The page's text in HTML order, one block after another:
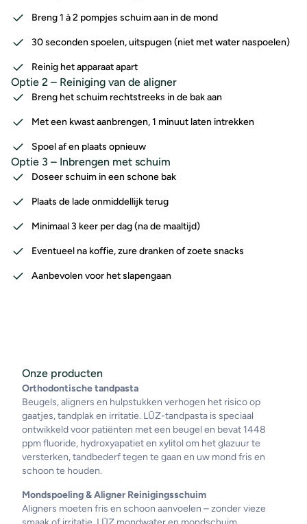
Breng 1 à 2 pompjes schuim aan in de mond
30 seconden spoelen, uitspugen (niet met water naspoelen)
Reinig het apparaat apart
Optie 2 – Reiniging van de aligner
Breng het schuim rechtstreeks in de bak aan
Met een kwast aanbrengen, 1 minuut laten intrekken
Spoel af en plaats opnieuw
Optie 3 – Inbrengen met schuim
Doseer schuim in een schone bak
Plaats de lade onmiddellijk terug
Minimaal 3 keer per dag (na de maaltijd)
Eventueel na koffie, zure dranken of zoete snacks
Aanbevolen voor het slapengaan
Onze producten
Orthodontische tandpasta
Beugels, aligners en hulpstukken verhogen het risico op
gaatjes, tandplak en irritatie. LŪZ-tandpasta is speciaal
ontwikkeld voor patiënten met een beugel en bevat 1448
ppm fluoride, hydroxyapatiet en xylitol om het glazuur te
versterken, tandbederf tegen te gaan en uw mond fris en
schoon te houden.
Mondspoeling & Aligner Reinigingsschuim
Aligners moeten fris en schoon aanvoelen – zonder vieze